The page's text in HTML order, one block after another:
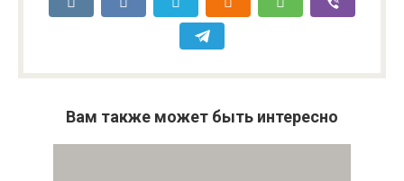
Вам также может быть интересно